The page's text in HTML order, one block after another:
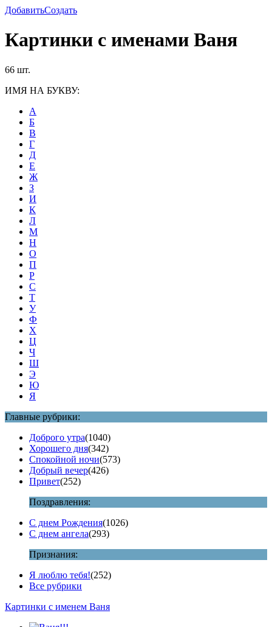
ДобавитьСоздать
Картинки с именами Ваня
66 шт.
ИМЯ НА БУКВУ:
А
Б
В
Г
Д
Е
Ж
З
И
К
Л
М
Н
О
П
Р
С
Т
У
Ф
Х
Ц
Ч
Ш
Э
Ю
Я
Главные рубрики:
Доброго утра(1040)
Хорошего дня(342)
Спокойной ночи(573)
Добрый вечер(426)
Привет(252)
Поздравления:
С днем Рождения(1026)
С днем ангела(293)
Признания:
Я люблю тебя!(252)
Все рубрики
Картинки с именем Ваня